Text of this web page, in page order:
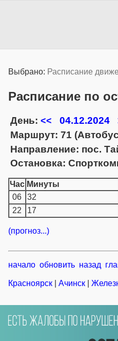
Выбрано: Расписание
Расписание по
День: << 04.12.2024
Маршрут: 71
Направление: пос.
Остановка:
Час Минуты
06
32
22
17
(прогноз...)
начало обновить назад
Красноярск Ачинск